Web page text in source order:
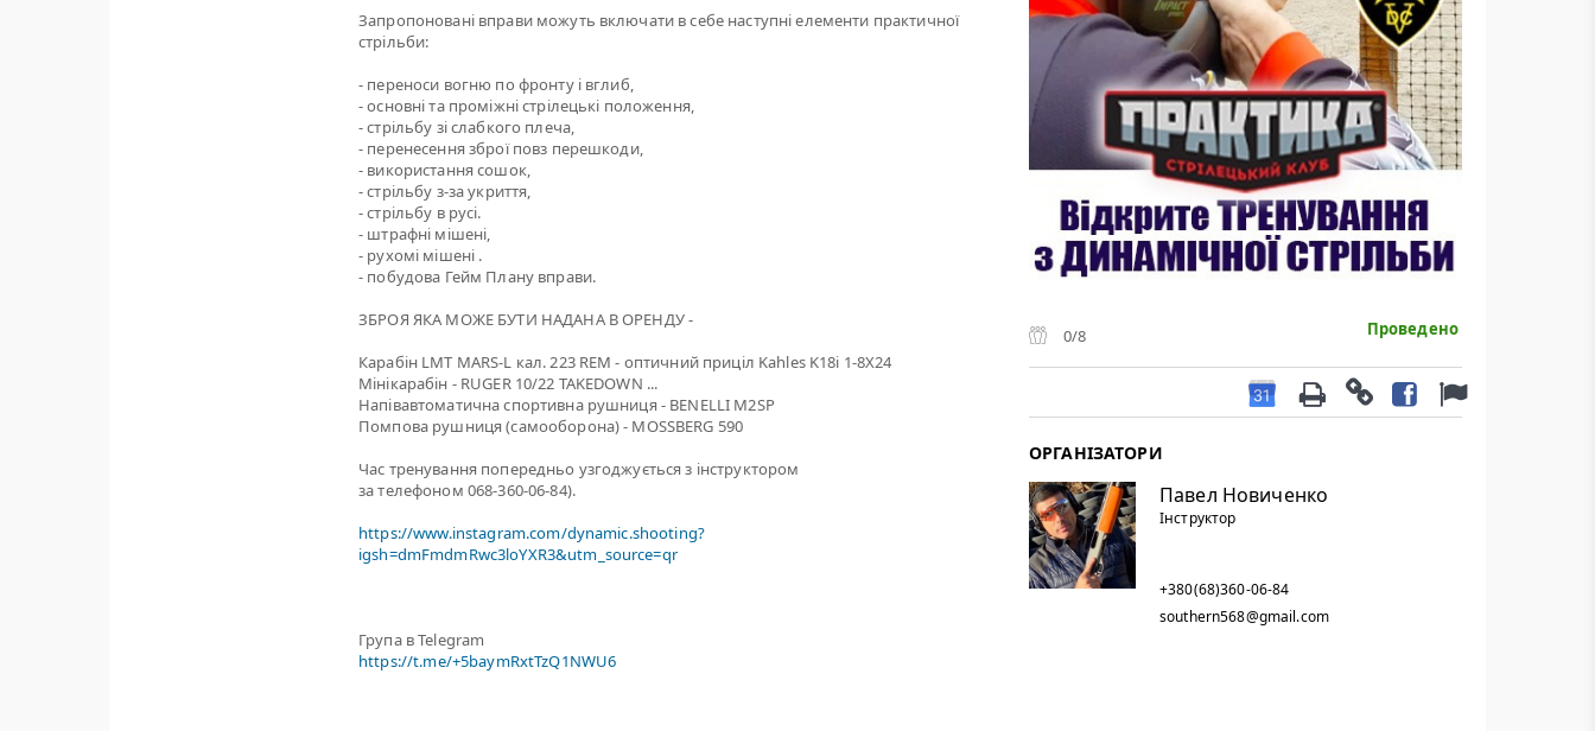
Запропоновані вправи можуть включати в себе наступні елементи практичної
стрільби:
- переноси вогню по фронту і вглиб,
- основні та проміжні стрілецькі положення,
- стрільбу зі слабкого плеча,
- перенесення зброї повз перешкоди,
- використання сошок,
- стрільбу з-за укриття,
- стрільбу в русі.
- штрафні мішені,
- рухомі мішені .
- побудова Гейм Плану вправи.
ЗБРОЯ ЯКА МОЖЕ БУТИ НАДАНА В ОРЕНДУ -
Карабін LMT MARS-L кал. 223 REM - оптичний приціл Kahles K18i 1-8X24
Мінікарабін - RUGER 10/22 TAKEDOWN ...
Напівавтоматична спортивна рушниця - BENELLI M2SP
Помпова рушниця (самооборона) - MOSSBERG 590
Час тренування попередньо узгоджується з інструктором
за телефоном 068-360-06-84).
https://www.instagram.com/dynamic.shooting?
igsh=dmFmdmRwc3loYXR3&utm_source=qr
Група в Telegram
https://t.me/+5baymRxtTzQ1NWU6
0/8 Проведено
ОРГАНІЗАТОРИ
Павел Новиченко
Інструктор
+380(68)360-06-84
southern568@gmail.com